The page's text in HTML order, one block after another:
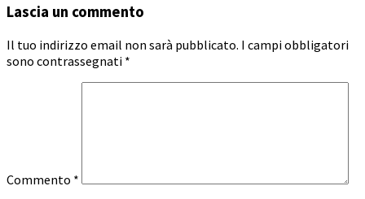
Lascia un commento
Il tuo indirizzo email non sarà pubblicato. I campi obbligatori
sono contrassegnati *
Commento *